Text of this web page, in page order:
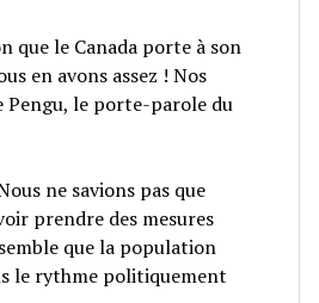
que le Canada porte à son
en avons assez ! Nos
Pengu, le porte-parole du
ne savions pas que
prendre des mesures
que la population
le rythme politiquement